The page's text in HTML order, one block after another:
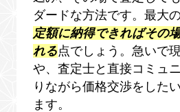
ダードな方法です。最大
定額に納得できればその
れる点でしょう。急いで
や、査定士と直接コミュ
りながら価格交渉をした
ます。